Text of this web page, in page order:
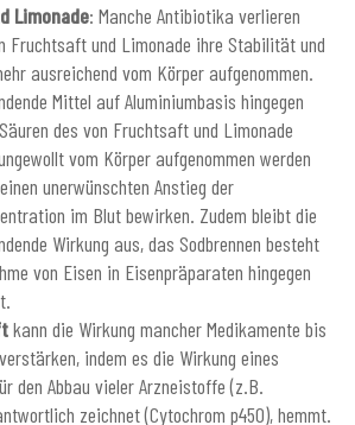
Limonade: Manche Antibiotika verlieren
Fruchtsaft und Limonade ihre Stabilität und
ausreichend vom Körper aufgenommen.
Mittel auf Aluminiumbasis hingegen
des von Fruchtsaft und Limonade
vom Körper aufgenommen werden
unerwünschten Anstieg der
im Blut bewirken. Zudem bleibt die
Wirkung aus, das Sodbrennen besteht
von Eisen in Eisenpräparaten hingegen
kann die Wirkung mancher Medikamente bis
indem es die Wirkung eines
den Abbau vieler Arzneistoffe (z.B.
zeichnet (Cytochrom p450), hemmt.